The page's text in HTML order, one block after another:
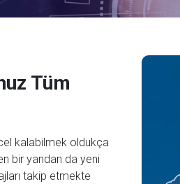
Tüm
kalabilmek oldukça
bir yandan da yeni
takip etmekte